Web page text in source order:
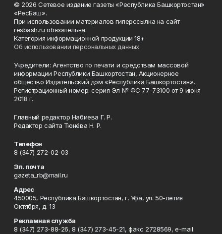
© 2026 Сетевое издание газеты «Республика Башкортостан»
«РесБаш».
При использовании материалов гиперссылка на сайт
resbash.ru обязательна.
Категория информационной продукции 18+
Об использовании персональных данных
Учредители: Агентство по печати и средствам массовой
информации Республики Башкортостан, Акционерное
общество Издательский дом «Республика Башкортостан».
Регистрационный номер: серия Эл № ФС 77-73100 от 9 июня
2018 г.
Главный редактор Набиева Г. Р.
Редактор сайта Тюнёва Н. Р.
Телефон
8 (347) 272-02-03
Эл. почта
gazeta_rb@mail.ru
Адрес
450005, Республика Башкортостан, г. Уфа, ул. 50-летия
Октября, д. 13
Рекламная служба
8 (347) 273-88-26, 8 (347) 273-45-21, факс 2728569, e-mail: